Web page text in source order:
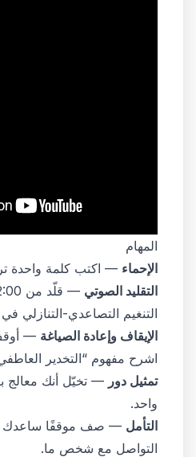
المهام
الإحماء — اكتب كلمة واحدة
التقليد الصوتي
التنغيم التصاعدي-التنازلي في
الإيقاف وإعادة الصياغة
اشرح مفهوم “التخدير
تمثيل دور — تخيّل أنك معالج
واحد.
التأمل — صف موقفًا ساعدك
التواصل مع شخص ما.